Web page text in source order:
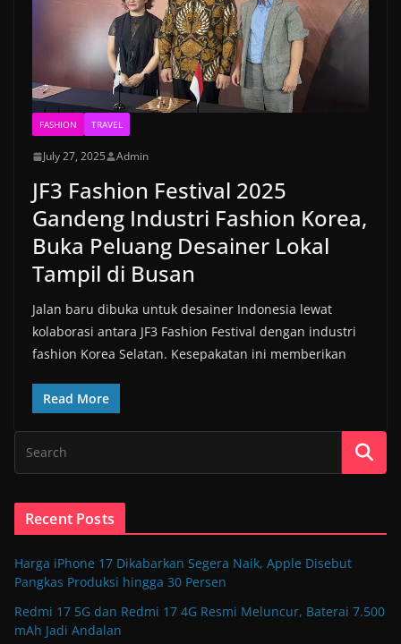
FASHION TRAVEL
July 27, 2025 Admin
JF3 Fashion Festival 2025
Gandeng Industri Fashion Korea,
Buka Peluang Desainer Lokal
Tampil di Busan
Jalan baru dibuka untuk desainer Indonesia lewat
kolaborasi antara JF3 Fashion Festival dengan industri
fashion Korea Selatan. Kesepakatan ini memberikan
Read More
Recent Posts
Harga iPhone 17 Dikabarkan Segera Naik, Apple Disebut
Pangkas Produksi hingga 30 Persen
Redmi 17 5G dan Redmi 17 4G Resmi Meluncur, Baterai 7.500
mAh Jadi Andalan